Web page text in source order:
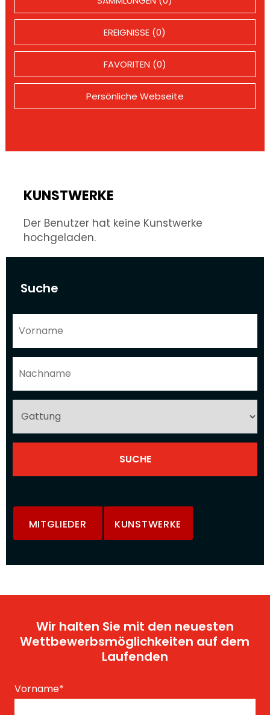
Suche
MITGLIEDER KUNSTWERKE
EREIGNISSE (0)
FAVORITEN (0)
Persönliche Webseite
KUNSTWERKE
Der Benutzer hat keine Kunstwerke
hochgeladen.
Wir halten Sie mit den neuesten
Wettbewerbsmöglichkeiten auf dem
Laufenden
Vorname*